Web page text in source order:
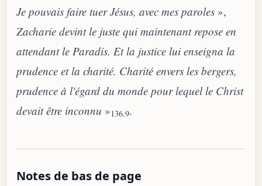
Je pouvais faire tuer Jésus, avec mes paroles »,
Zacharie devint le juste qui maintenant repose en
attendant le Paradis. Et la justice lui enseigna la
prudence et la charité. Charité envers les bergers,
prudence à l'égard du monde pour lequel le Christ
devait être inconnu »136.9.
Notes de bas de page